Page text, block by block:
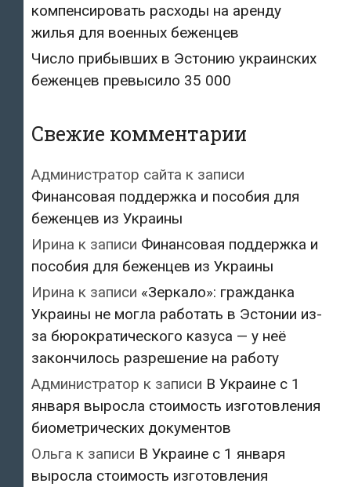
компенсировать расходы на аренду
жилья для военных беженцев
Число прибывших в Эстонию украинских
беженцев превысило 35 000
Свежие комментарии
Администратор сайта к записи
Финансовая поддержка и пособия для
беженцев из Украины
Ирина к записи Финансовая поддержка и
пособия для беженцев из Украины
Ирина к записи «Зеркало»: гражданка
Украины не могла работать в Эстонии из-
за бюрократического казуса — у неё
закончилось разрешение на работу
Администратор к записи В Украине с 1
января выросла стоимость изготовления
биометрических документов
Ольга к записи В Украине с 1 января
выросла стоимость изготовления